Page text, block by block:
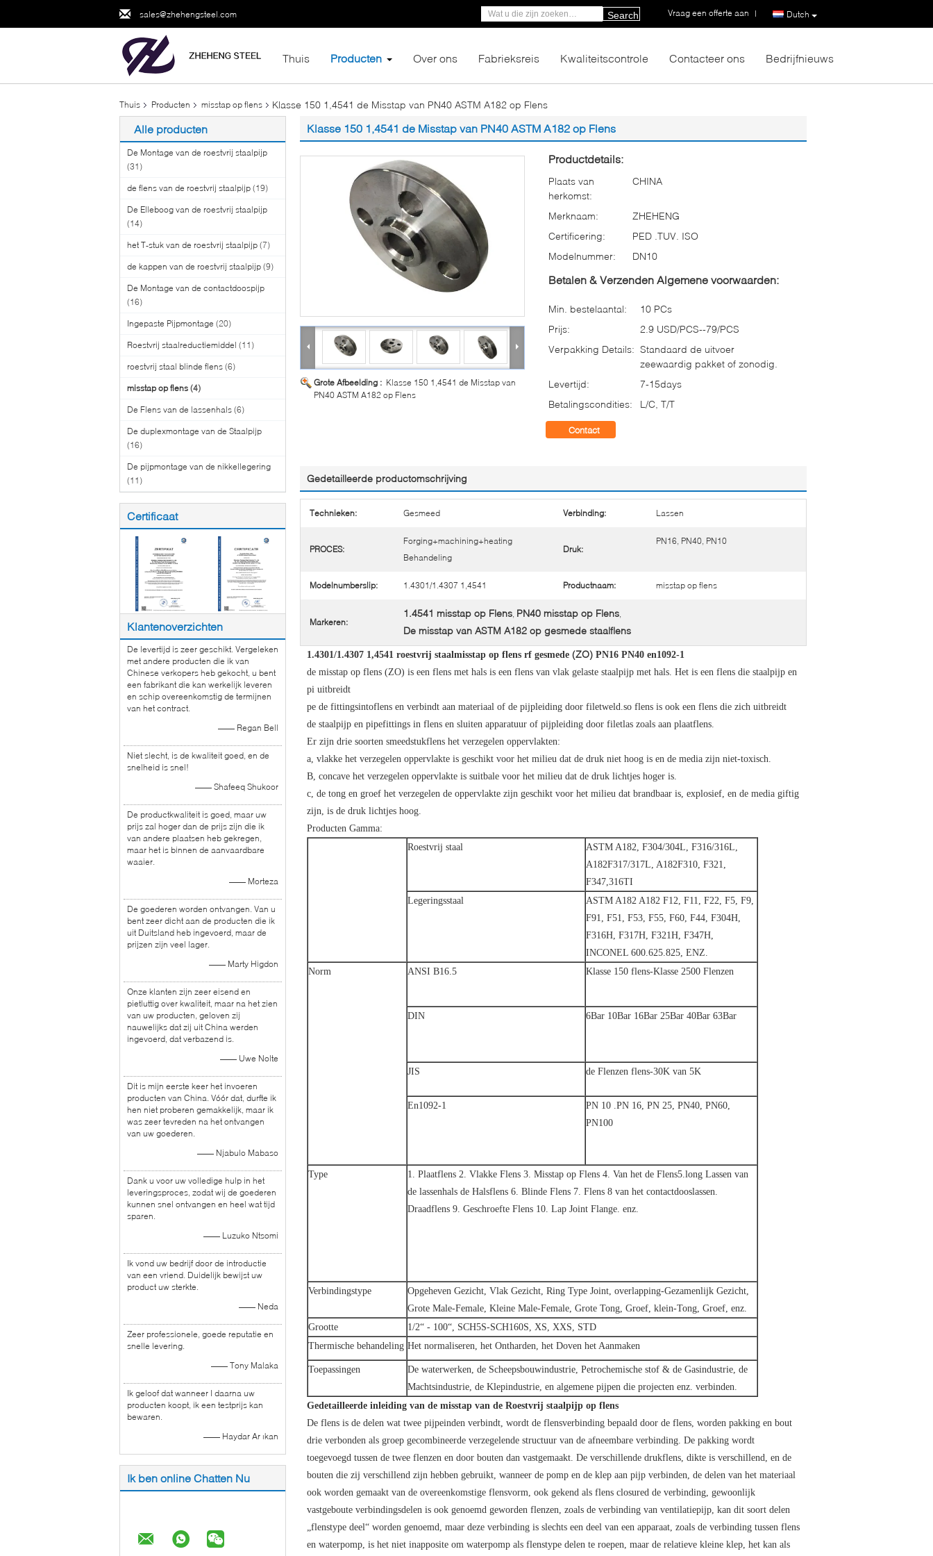
sales@zhehengsteel.com Dutch
Vraag een offerte aan |
Search
Thuis Producten Over ons Fabrieksreis Kwaliteitscontrole Contacteer ons Bedrijfnieuws
Thuis Producten misstap op flens Klasse 150 1,4541 de Misstap van PN40 ASTM A182 op Flens
Alle producten
De Montage van de roestvrij staalpijp
(31)
de flens van de roestvrij staalpijp (19)
De Elleboog van de roestvrij staalpijp
(14)
het T-stuk van de roestvrij staalpijp (7)
de kappen van de roestvrij staalpijp (9)
De Montage van de contactdoospijp
(16)
Ingepaste Pijpmontage (20)
Roestvrij staalreductiemiddel (11)
roestvrij staal blinde flens (6)
misstap op flens (4)
De Flens van de lassenhals (6)
De duplexmontage van de Staalpijp
(16)
De pijpmontage van de nikkellegering
(11)
Certificaat
Klantenoverzichten
De levertijd is zeer geschikt. Vergeleken
met andere producten die ik van
Chinese verkopers heb gekocht, u bent
een fabrikant die kan werkelijk leveren
en schip overeenkomstig de termijnen
van het contract.
—— Regan Bell
Niet slecht, is de kwaliteit goed, en de
snelheid is snel!
—— Shafeeq Shukoor
De productkwaliteit is goed, maar uw
prijs zal hoger dan de prijs zijn die ik
van andere plaatsen heb gekregen,
maar het is binnen de aanvaardbare
waaier.
—— Morteza
De goederen worden ontvangen. Van u
bent zeer dicht aan de producten die ik
uit Duitsland heb ingevoerd, maar de
prijzen zijn veel lager.
—— Marty Higdon
Onze klanten zijn zeer eisend en
pietluttig over kwaliteit, maar na het zien
van uw producten, geloven zij
nauwelijks dat zij uit China werden
ingevoerd, dat verbazend is.
—— Uwe Nolte
Dit is mijn eerste keer het invoeren
producten van China. Vóór dat, durfte ik
hen niet proberen gemakkelijk, maar ik
was zeer tevreden na het ontvangen
van uw goederen.
—— Njabulo Mabaso
Dank u voor uw volledige hulp in het
leveringsproces, zodat wij de goederen
kunnen snel ontvangen en heel wat tijd
sparen.
—— Luzuko Ntsomi
Ik vond uw bedrijf door de introductie
van een vriend. Duidelijk bewijst uw
product uw sterkte.
—— Neda
Zeer professionele, goede reputatie en
snelle levering.
—— Tony Malaka
Ik geloof dat wanneer I daarna uw
producten koopt, ik een testprijs kan
bewaren.
—— Haydar Ar ıkan
Ik ben online Chatten Nu
Klasse 150 1,4541 de Misstap van PN40 ASTM A182 op Flens
Grote Afbeelding : Klasse 150 1,4541 de Misstap van
PN40 ASTM A182 op Flens
Productdetails:
Plaats van
herkomst:
CHINA
Merknaam:
ZHEHENG
Certificering:
PED .TUV. ISO
Modelnummer:
DN10
Betalen & Verzenden Algemene voorwaarden:
Min. bestelaantal:
10 PCs
Prijs:
2.9 USD/PCS--79/PCS
Verpakking Details: Standaard de uitvoer
zeewaardig pakket of zonodig.
Levertijd:
7-15days
Betalingscondities:
L/C, T/T
Contact
Gedetailleerde productomschrijving
Technieken: Gesmeed Verbinding: Lassen
PROCES:
Forging+machining+heating
Behandeling
Druk:
PN16, PN40, PN10
Modelnumberslip: 1.4301/1.4307 1,4541 Productnaam: misstap op flens
Markeren:
1.4541 misstap op Flens, PN40 misstap op Flens,
De misstap van ASTM A182 op gesmede staalflens
1.4301/1.4307 1,4541 roestvrij staalmisstap op flens rf gesmede (ZO) PN16 PN40 en1092-1
de misstap op flens (ZO) is een flens met hals is een flens van vlak gelaste staalpijp met hals. Het is een flens die staalpijp en
pi uitbreidt
pe de fittingsintoflens en verbindt aan materiaal of de pijpleiding door filetweld.so flens is ook een flens die zich uitbreidt
de staalpijp en pipefittings in flens en sluiten apparatuur of pijpleiding door filetlas zoals aan plaatflens.
Er zijn drie soorten smeedstukflens het verzegelen oppervlakten:
a, vlakke het verzegelen oppervlakte is geschikt voor het milieu dat de druk niet hoog is en de media zijn niet-toxisch.
B, concave het verzegelen oppervlakte is suitbale voor het milieu dat de druk lichtjes hoger is.
c, de tong en groef het verzegelen de oppervlakte zijn geschikt voor het milieu dat brandbaar is, explosief, en de media giftig
zijn, is de druk lichtjes hoog.
Producten Gamma:
Roestvrij staal
ASTM A182, F304/304L, F316/316L,
A182F317/317L, A182F310, F321,
F347,316TI
Legeringsstaal
ASTM A182 A182 F12, F11, F22, F5, F9,
F91, F51, F53, F55, F60, F44, F304H,
F316H, F317H, F321H, F347H,
INCONEL 600.625.825, ENZ.
Norm
ANSI B16.5 Klasse 150 flens-Klasse 2500 Flenzen
DIN 6Bar 10Bar 16Bar 25Bar 40Bar 63Bar
JIS de Flenzen flens-30K van 5K
En1092-1
PN 10 .PN 16, PN 25, PN40, PN60,
PN100
Type
1. Plaatflens 2. Vlakke Flens 3. Misstap op Flens 4. Van het de Flens5.long Lassen van
de lassenhals de Halsflens 6. Blinde Flens 7. Flens 8 van het contactdooslassen.
Draadflens 9. Geschroefte Flens 10. Lap Joint Flange. enz.
Verbindingstype
Opgeheven Gezicht, Vlak Gezicht, Ring Type Joint, overlapping-Gezamenlijk Gezicht,
Grote Male-Female, Kleine Male-Female, Grote Tong, Groef, klein-Tong, Groef, enz.
Grootte
1/2“ - 100“, SCH5S-SCH160S, XS, XXS, STD
Thermische behandeling Het normaliseren, het Ontharden, het Doven het Aanmaken
Toepassingen
De waterwerken, de Scheepsbouwindustrie, Petrochemische stof & de Gasindustrie, de
Machtsindustrie, de Klepindustrie, en algemene pijpen die projecten enz. verbinden.
Gedetailleerde inleiding van de misstap van de Roestvrij staalpijp op flens
De flens is de delen wat twee pijpeinden verbindt, wordt de flensverbinding bepaald door de flens, worden pakking en bout
drie verbonden als groep gecombineerde verzegelende structuur van de afneembare verbinding. De pakking wordt
toegevoegd tussen de twee flenzen en door bouten dan vastgemaakt. De verschillende drukflens, dikte is verschillend, en de
bouten die zij verschillend zijn hebben gebruikt, wanneer de pomp en de klep aan pijp verbinden, de delen van het materiaal
ook worden gemaakt van de overeenkomstige flensvorm, ook gekend als flens closured de verbinding, gewoonlijk
vastgeboute verbindingsdelen is ook genoemd geworden flenzen, zoals de verbinding van ventilatiepijp, kan dit soort delen
„flenstype deel“ worden genoemd, maar deze verbinding is slechts een deel van een apparaat, zoals de verbinding tussen flens
en waterpomp, is het niet inapposite om waterpomp als flenstype delen te roepen, maar de relatieve kleine klep, het kan als